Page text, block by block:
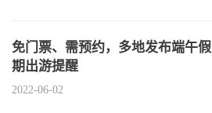
免门票、需预约，多地发布端午假
期出游提醒
2022-06-02